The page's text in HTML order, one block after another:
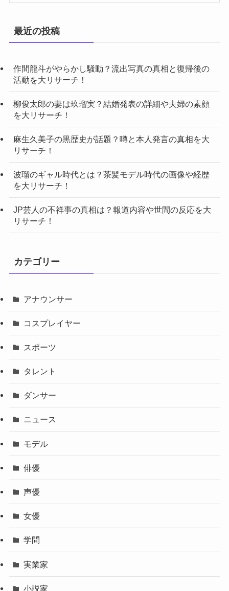
最近の投稿
作間龍斗がやらかし騒動？流出写真の真相と復帰後の
活動を大リサーチ！
柳俊太郎の妻は玖瑠実？結婚発表の詳細や夫婦の素顔
を大リサーチ！
麻生久美子の黒歴史が話題？噂と本人発言の真相を大
リサーチ！
波瑠のギャル時代とは？茶髪モデル時代の画像や経歴
を大リサーチ！
JP芸人の不祥事の真相は？報道内容や世間の反応を大
リサーチ！
カテゴリー
アナウンサー
コスプレイヤー
スポーツ
タレント
ダンサー
ニュース
モデル
俳優
声優
女優
学問
実業家
小説家